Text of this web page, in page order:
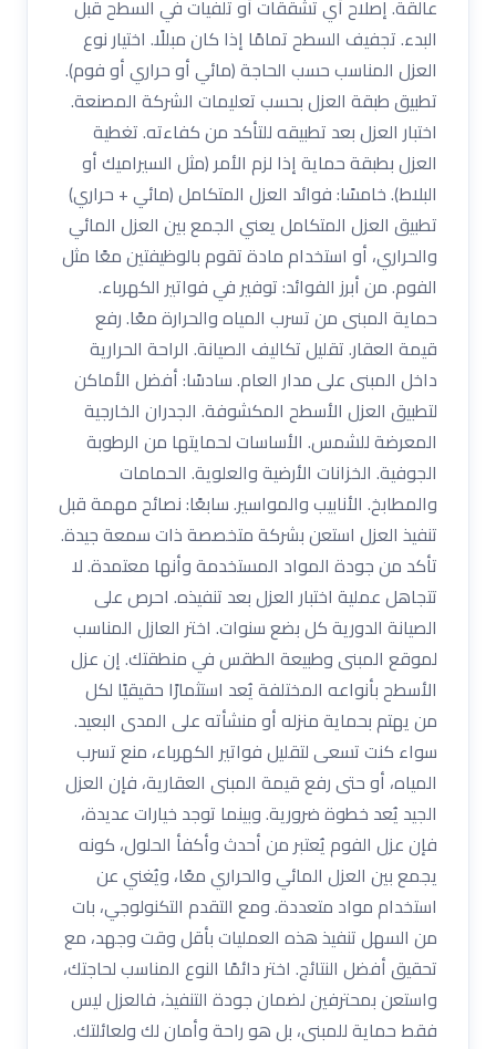
عالقة. إصلاح أي تشققات أو تلفيات في السطح قبل
البدء. تجفيف السطح تمامًا إذا كان مبللًا. اختيار نوع
العزل المناسب حسب الحاجة (مائي أو حراري أو فوم).
تطبيق طبقة العزل بحسب تعليمات الشركة المصنعة.
اختبار العزل بعد تطبيقه للتأكد من كفاءته. تغطية
العزل بطبقة حماية إذا لزم الأمر (مثل السيراميك أو
البلاط). خامسًا: فوائد العزل المتكامل (مائي + حراري)
تطبيق العزل المتكامل يعني الجمع بين العزل المائي
والحراري، أو استخدام مادة تقوم بالوظيفتين معًا مثل
الفوم. من أبرز الفوائد: توفير في فواتير الكهرباء.
حماية المبنى من تسرب المياه والحرارة معًا. رفع
قيمة العقار. تقليل تكاليف الصيانة. الراحة الحرارية
داخل المبنى على مدار العام. سادسًا: أفضل الأماكن
لتطبيق العزل الأسطح المكشوفة. الجدران الخارجية
المعرضة للشمس. الأساسات لحمايتها من الرطوبة
الجوفية. الخزانات الأرضية والعلوية. الحمامات
والمطابخ. الأنابيب والمواسير. سابعًا: نصائح مهمة قبل
تنفيذ العزل استعن بشركة متخصصة ذات سمعة جيدة.
تأكد من جودة المواد المستخدمة وأنها معتمدة. لا
تتجاهل عملية اختبار العزل بعد تنفيذه. احرص على
الصيانة الدورية كل بضع سنوات. اختر العازل المناسب
لموقع المبنى وطبيعة الطقس في منطقتك. إن عزل
الأسطح بأنواعه المختلفة يُعد استثمارًا حقيقيًا لكل
من يهتم بحماية منزله أو منشأته على المدى البعيد.
سواء كنت تسعى لتقليل فواتير الكهرباء، منع تسرب
المياه، أو حتى رفع قيمة المبنى العقارية، فإن العزل
الجيد يُعد خطوة ضرورية. وبينما توجد خيارات عديدة،
فإن عزل الفوم يُعتبر من أحدث وأكفأ الحلول، كونه
يجمع بين العزل المائي والحراري معًا، ويُغني عن
استخدام مواد متعددة. ومع التقدم التكنولوجي، بات
من السهل تنفيذ هذه العمليات بأقل وقت وجهد، مع
تحقيق أفضل النتائج. اختر دائمًا النوع المناسب لحاجتك،
واستعن بمحترفين لضمان جودة التنفيذ، فالعزل ليس
فقط حماية للمبنى، بل هو راحة وأمان لك ولعائلتك.